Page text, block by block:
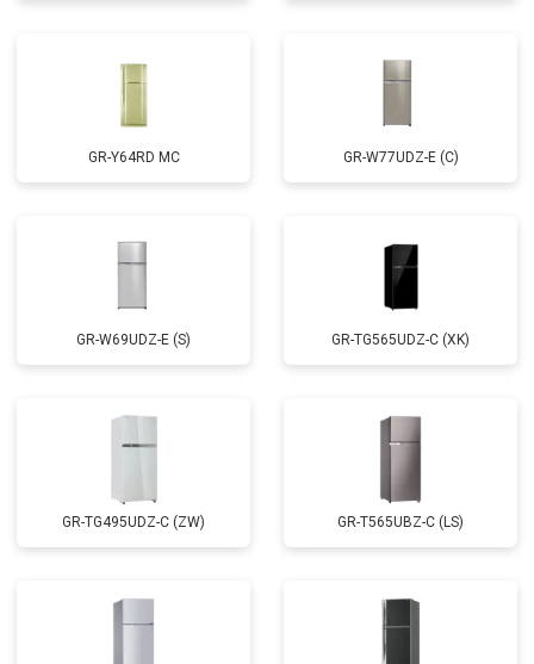
GR-Y64RD MC GR-W77UDZ-E (C)
GR-W69UDZ-E (S) GR-TG565UDZ-C (XK)
GR-TG495UDZ-C (ZW) GR-T565UBZ-C (LS)